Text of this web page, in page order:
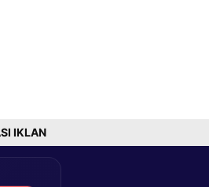
IKLAN